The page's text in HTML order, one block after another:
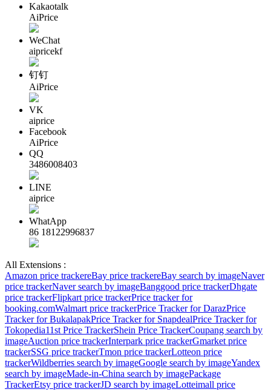
Kakaotalk
AiPrice
WeChat
aipricekf
钉钉
AiPrice
VK
aiprice
Facebook
AiPrice
QQ
3486008403
LINE
aiprice
WhatApp
86 18122996837
All Extensions :
Amazon price trackereBay price trackereBay search by imageNaver
price trackerNaver search by imageBanggood price trackerDhgate
price trackerFlipkart price trackerPrice tracker for
booking.comWalmart price trackerPrice Tracker for DarazPrice
Tracker for BukalapakPrice Tracker for SnapdealPrice Tracker for
Tokopedia11st Price TrackerShein Price TrackerCoupang search by
imageAuction price trackerInterpark price trackerGmarket price
trackerSSG price trackerTmon price trackerLotteon price
trackerWildberries search by imageGoogle search by imageYandex
search by imageMade-in-China search by imagePackage
TrackerEtsy price trackerJD search by imageLotteimall price